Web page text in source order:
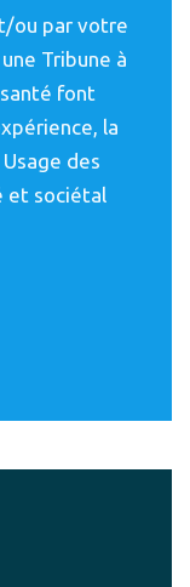
ou par votre
Tribune à
font
la
des
et sociétal